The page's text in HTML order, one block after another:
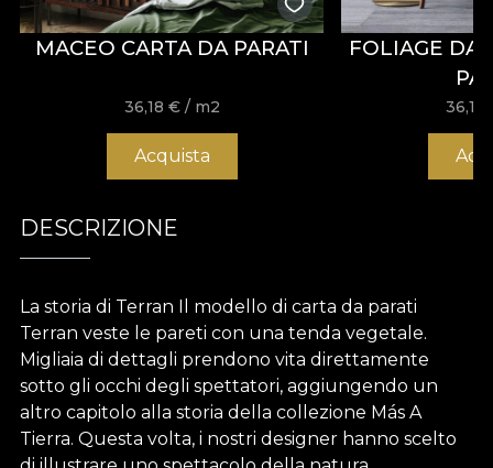
MACEO CARTA DA PARATI
36,18 € / m2
Acquista
FOLIAGE
36,18
DESCRIZIONE
La storia di Terran Il modello di carta da parati
Terran veste le pareti con una tenda vegetale.
Migliaia di dettagli prendono vita direttamente
sotto gli occhi degli spettatori, aggiungendo un
altro capitolo alla storia della collezione Más A
Tierra. Questa volta, i nostri designer hanno scelto